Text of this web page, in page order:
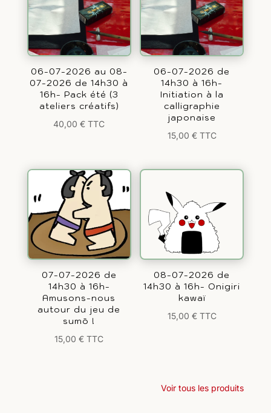
06-07-2026 au 08-
07-2026 de 14h30 à
16h- Pack été (3
ateliers créatifs)
40,00€ TTC
06-07-2026 de
14h30 à 16h-
Initiation à la
calligraphie
japonaise
15,00 € TTC
07-07-2026 de
14h30 à 16h-
Amusons-nous
autour du jeu de
sumō !
15,00€ TTC
08-07-2026 de
14h30 à 16h- Onigiri
kawaï
15,00 € TTC
Voir tous les produits